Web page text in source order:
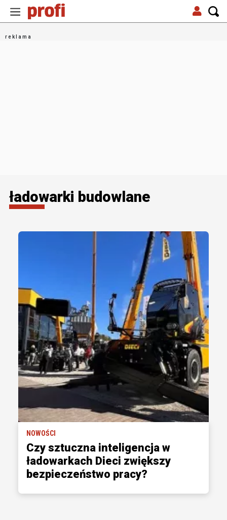
ładowarki budowlane
NOWOŚCI
Czy sztuczna inteligencja w
ładowarkach Dieci zwiększy
bezpieczeństwo pracy?